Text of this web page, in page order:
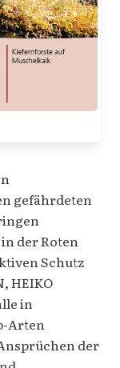
gefährdeten
der Roten
Schutz
HEIKO
in
Arten
der